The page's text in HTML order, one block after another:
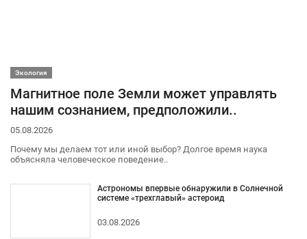
Экология
Магнитное поле Земли может управлять
нашим сознанием, предположили..
05.08.2026
Почему мы делаем тот или иной выбор? Долгое время наука
объясняла человеческое поведение..
Астрономы впервые обнаружили в Солнечной
системе «трехглавый» астероид
03.08.2026